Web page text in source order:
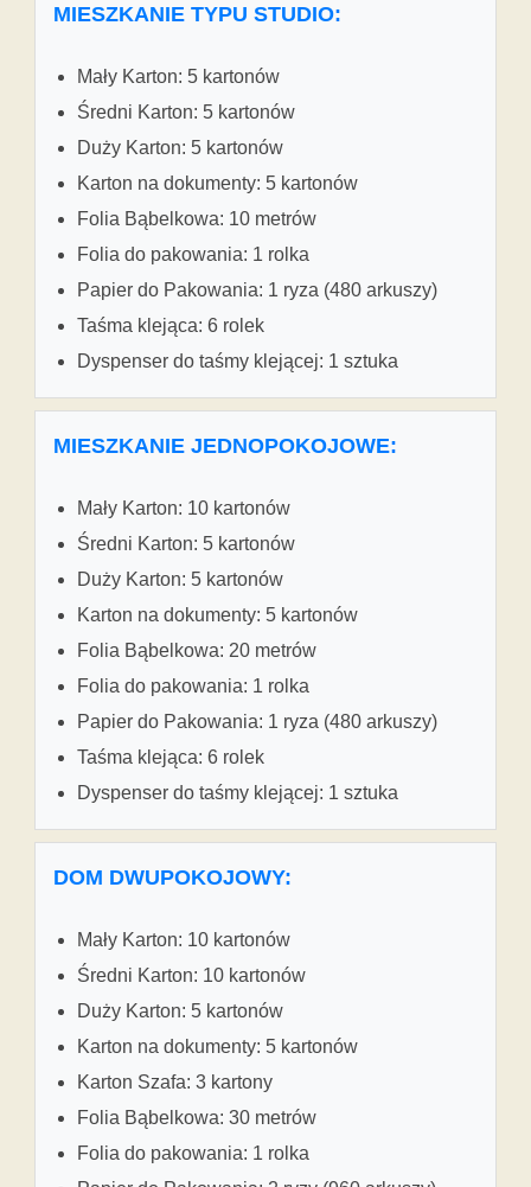
MIESZKANIE TYPU STUDIO:
Mały Karton: 5 kartonów
Średni Karton: 5 kartonów
Duży Karton: 5 kartonów
Karton na dokumenty: 5 kartonów
Folia Bąbelkowa: 10 metrów
Folia do pakowania: 1 rolka
Papier do Pakowania: 1 ryza (480 arkuszy)
Taśma klejąca: 6 rolek
Dyspenser do taśmy klejącej: 1 sztuka
MIESZKANIE JEDNOPOKOJOWE:
Mały Karton: 10 kartonów
Średni Karton: 5 kartonów
Duży Karton: 5 kartonów
Karton na dokumenty: 5 kartonów
Folia Bąbelkowa: 20 metrów
Folia do pakowania: 1 rolka
Papier do Pakowania: 1 ryza (480 arkuszy)
Taśma klejąca: 6 rolek
Dyspenser do taśmy klejącej: 1 sztuka
DOM DWUPOKOJOWY:
Mały Karton: 10 kartonów
Średni Karton: 10 kartonów
Duży Karton: 5 kartonów
Karton na dokumenty: 5 kartonów
Karton Szafa: 3 kartony
Folia Bąbelkowa: 30 metrów
Folia do pakowania: 1 rolka